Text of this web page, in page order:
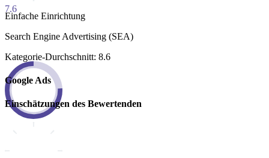
7.6
Einfache Einrichtung
Search Engine Advertising (SEA)
Kategorie-Durchschnitt: 8.6
Google Ads
Einschätzungen des Bewertenden